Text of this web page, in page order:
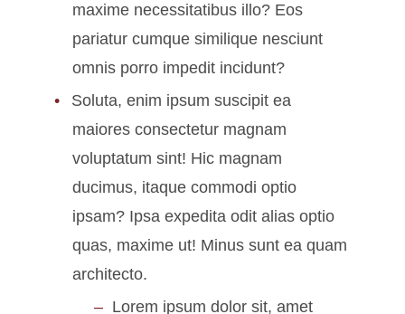
maxime necessitatibus illo? Eos
pariatur cumque similique nesciunt
omnis porro impedit incidunt?
Soluta, enim ipsum suscipit ea
maiores consectetur magnam
voluptatum sint! Hic magnam
ducimus, itaque commodi optio
ipsam? Ipsa expedita odit alias optio
quas, maxime ut! Minus sunt ea quam
architecto.
Lorem ipsum dolor sit, amet